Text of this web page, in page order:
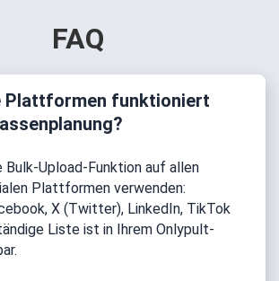
FAQ
Plattformen funktioniert
Bulk-Upload-Funktion auf allen
Plattformen verwenden:
X (Twitter), LinkedIn, TikTok
Liste ist in Ihrem Onlypult-